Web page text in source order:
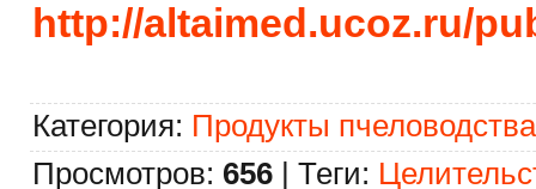
http://altaimed.ucoz.ru/
Категория: Продукты пчеловодства
Просмотров: 656 | Теги: